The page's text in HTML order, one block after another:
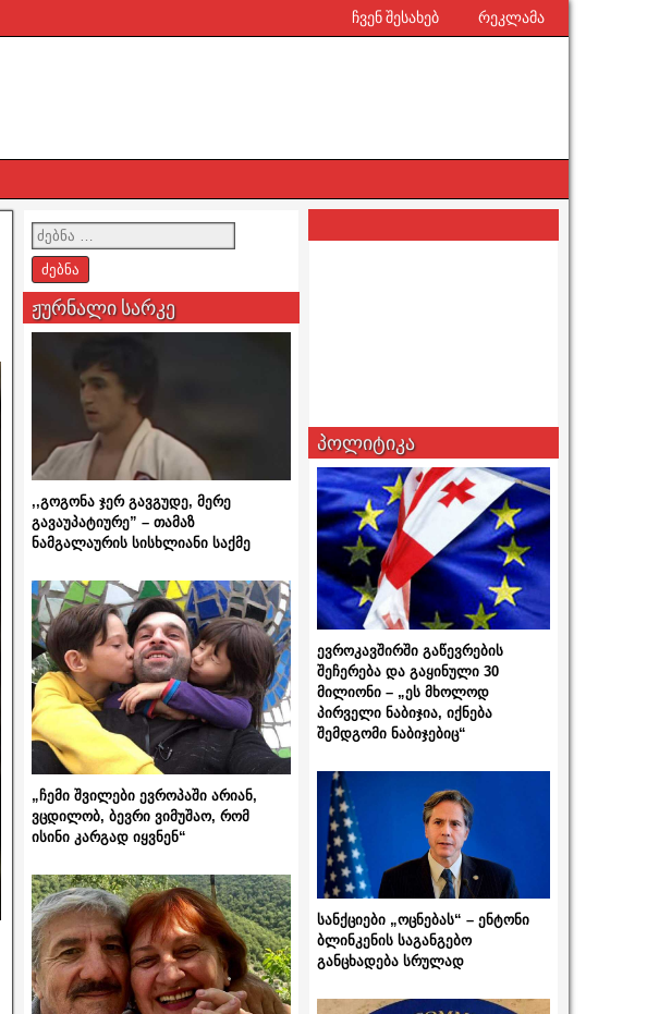
ჩვენ შესახებ რეკლამა
ჟურნალი სარკე
,,გოგონა ჯერ გავგუდე, მერე
გავაუპატიურე” – თამაზ
ნამგალაურის სისხლიანი საქმე
„ჩემი შვილები ევროპაში არიან,
ვცდილობ, ბევრი ვიმუშაო, რომ
ისინი კარგად იყვნენ“
პოლიტიკა
ევროკავშირში გაწევრების
შეჩერება და გაყინული 30
მილიონი – „ეს მხოლოდ
პირველი ნაბიჯია, იქნება
შემდგომი ნაბიჯებიც“
სანქციები „ოცნებას“ – ენტონი
ბლინკენის საგანგებო
განცხადება სრულად